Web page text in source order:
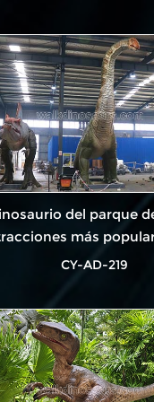
del parque
más
CY-AD-219